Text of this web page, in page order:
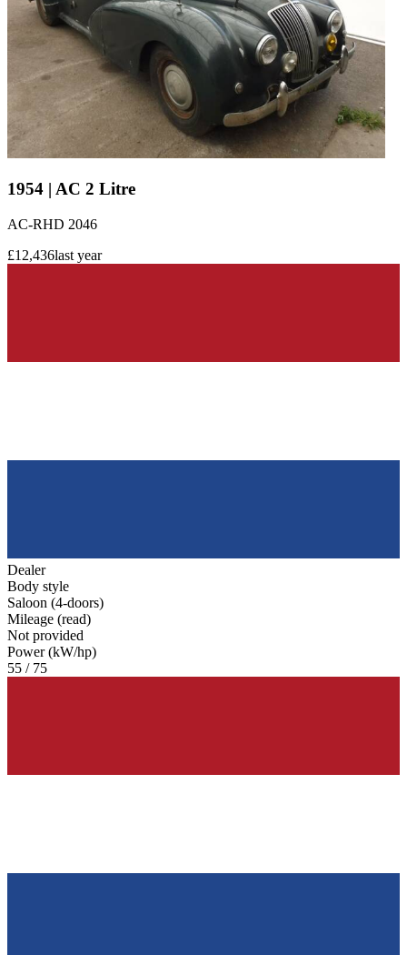
1954 | AC 2 Litre
AC-RHD 2046
£12,436last year
Dealer
Body style
Saloon (4-doors)
Mileage (read)
Not provided
Power (kW/hp)
55 / 75